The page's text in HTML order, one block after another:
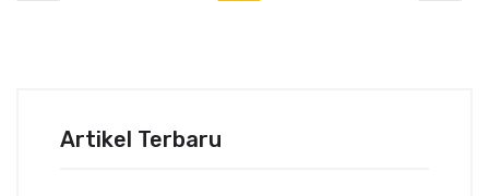
Artikel Terbaru